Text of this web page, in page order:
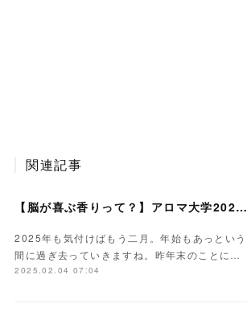
関連記事
【脳が喜ぶ香りって？】アロマ大学2024レポート
2025年も気付けばもう二月。年始もあっという
間に過ぎ去っていきますね。昨年末のことに…
2025.02.04 07:04